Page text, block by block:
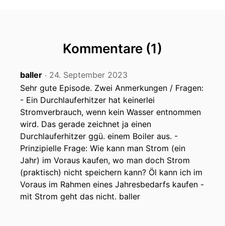
Kommentare (1)
baller ‧ 24. September 2023
Sehr gute Episode. Zwei Anmerkungen / Fragen:
- Ein Durchlauferhitzer hat keinerlei
Stromverbrauch, wenn kein Wasser entnommen
wird. Das gerade zeichnet ja einen
Durchlauferhitzer ggü. einem Boiler aus. -
Prinzipielle Frage: Wie kann man Strom (ein
Jahr) im Voraus kaufen, wo man doch Strom
(praktisch) nicht speichern kann? Öl kann ich im
Voraus im Rahmen eines Jahresbedarfs kaufen -
mit Strom geht das nicht. baller